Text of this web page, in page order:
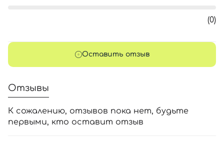
(0)
Оставить отзыв
Отзывы
К сожалению, отзывов пока нет, будьте
первыми, кто оставит отзыв